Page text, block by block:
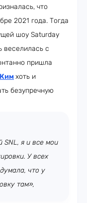
что
2021 года. Тогда
шоу Saturday
веселилась с
пришла
Ким хоть и
безупречную
SNL, я и все мои
У всех
что у
там»,